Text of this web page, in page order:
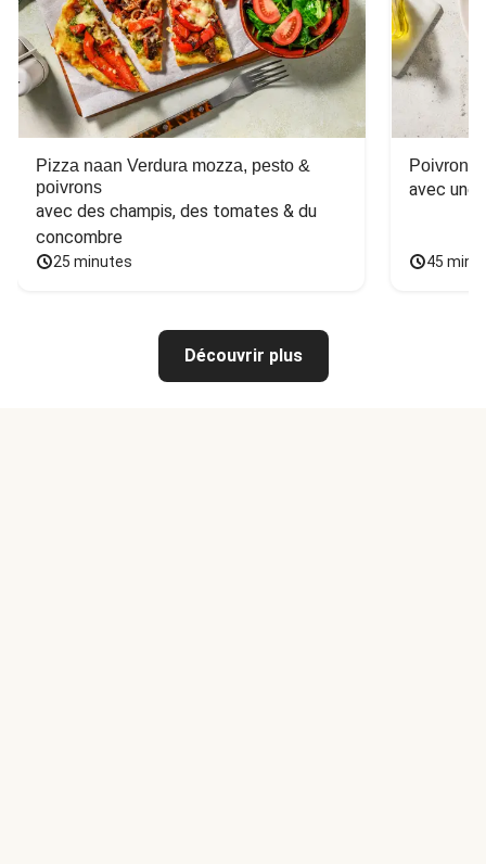
Pizza naan Verdura mozza, pesto &
poivrons
avec des champis, des tomates & du
concombre
25 minutes
Poivron
avec une
45
Découvrir plus